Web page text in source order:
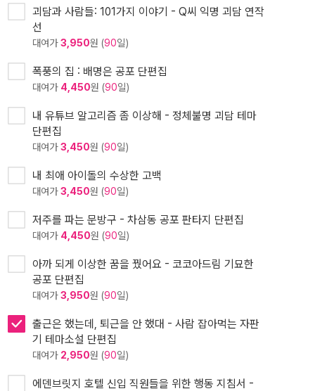
괴담과 사람들: 101가지 이야기 - Q씨 익명 괴담 연작
선
대여가3,950원 (90일)
폭풍의 집 : 배명은 공포 단편집
대여가 4,450원 (90일)
내 유튜브 알고리즘 좀 이상해 - 정체불명 괴담 테마
단편집
대여가3,450원 (90일)
내 최애 아이돌의 수상한 고백
대여가3,450원 (90일)
저주를 파는 문방구 - 차삼동 공포 판타지 단편집
대여가 4,450원 (90일)
아까 되게 이상한 꿈을 꿨어요 - 코코아드림 기묘한
공포 단편집
대여가3,950원 (90일)
출근은 했는데, 퇴근을 안 했대 - 사람 잡아먹는 자판
기 테마소설 단편집
대여가 2,950원 (90일)
에덴브릿지 호텔 신입 직원들을 위한 행동 지침서 -